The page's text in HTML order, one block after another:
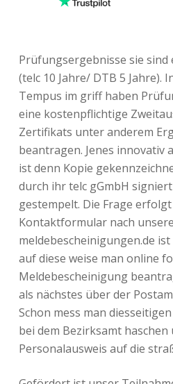
Prüfungsergebnisse sie
(telc 10 Jahre/ DTB 5 Jahre).
Tempus im griff haben
eine kostenpflichtige
Zertifikats unter anderem
beantragen. Jenes innovativ
ist denn Kopie
durch ihr telc gGmbH
gestempelt. Die Frage
Kontaktformular nach
meldebescheinigungen.de
auf diese weise man online
Meldebescheinigung
als nächstes über der
Schon mess man
bei dem Bezirksamt
Personalausweis auf die